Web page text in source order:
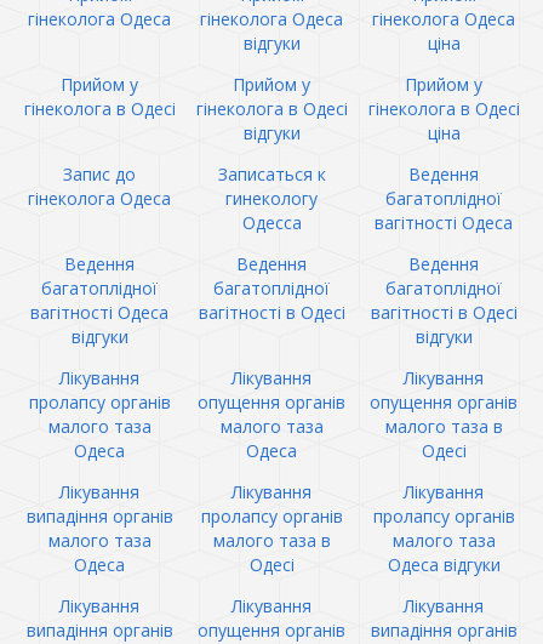
гінеколога Одеса
гінеколога Одеса
відгуки
гінеколога Одеса
ціна
Прийом у
гінеколога в Одесі
Прийом у
гінеколога в Одесі
відгуки
Прийом у
гінеколога в Одесі
ціна
Запис до
гінеколога Одеса
Записаться к
гинекологу
Одесса
Ведення
багатоплідної
вагітності Одеса
Ведення
багатоплідної
вагітності Одеса
відгуки
Ведення
багатоплідної
вагітності в Одесі
Ведення
багатоплідної
вагітності в Одесі
відгуки
Лікування
пролапсу органів
малого таза
Одеса
Лікування
опущення органів
малого таза
Одеса
Лікування
опущення органів
малого таза в
Одесі
Лікування
випадіння органів
малого таза
Одеса
Лікування
пролапсу органів
малого таза в
Одесі
Лікування
пролапсу органів
малого таза
Одеса відгуки
Лікування
випадіння органів
Лікування
опущення органів
Лікування
випадіння органів